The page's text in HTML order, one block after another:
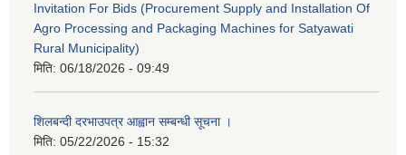
Invitation For Bids (Procurement Supply and Installation Of
Agro Processing and Packaging Machines for Satyawati
Rural Municipality)
मिति: 06/18/2026 - 09:49
शिलबन्दी दरभाउपत्र आह्वान सम्बन्धी सूचना ।
मिति: 05/22/2026 - 15:32